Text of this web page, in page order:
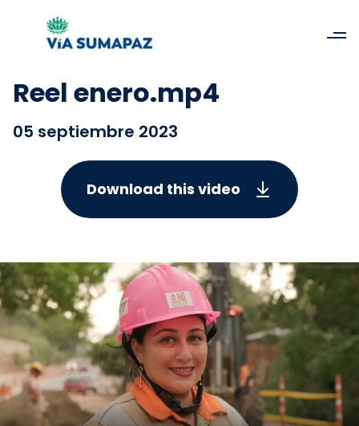
Reel enero.mp4
05 septiembre 2023
Download this video